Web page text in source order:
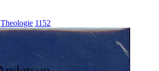
Theologie 1152